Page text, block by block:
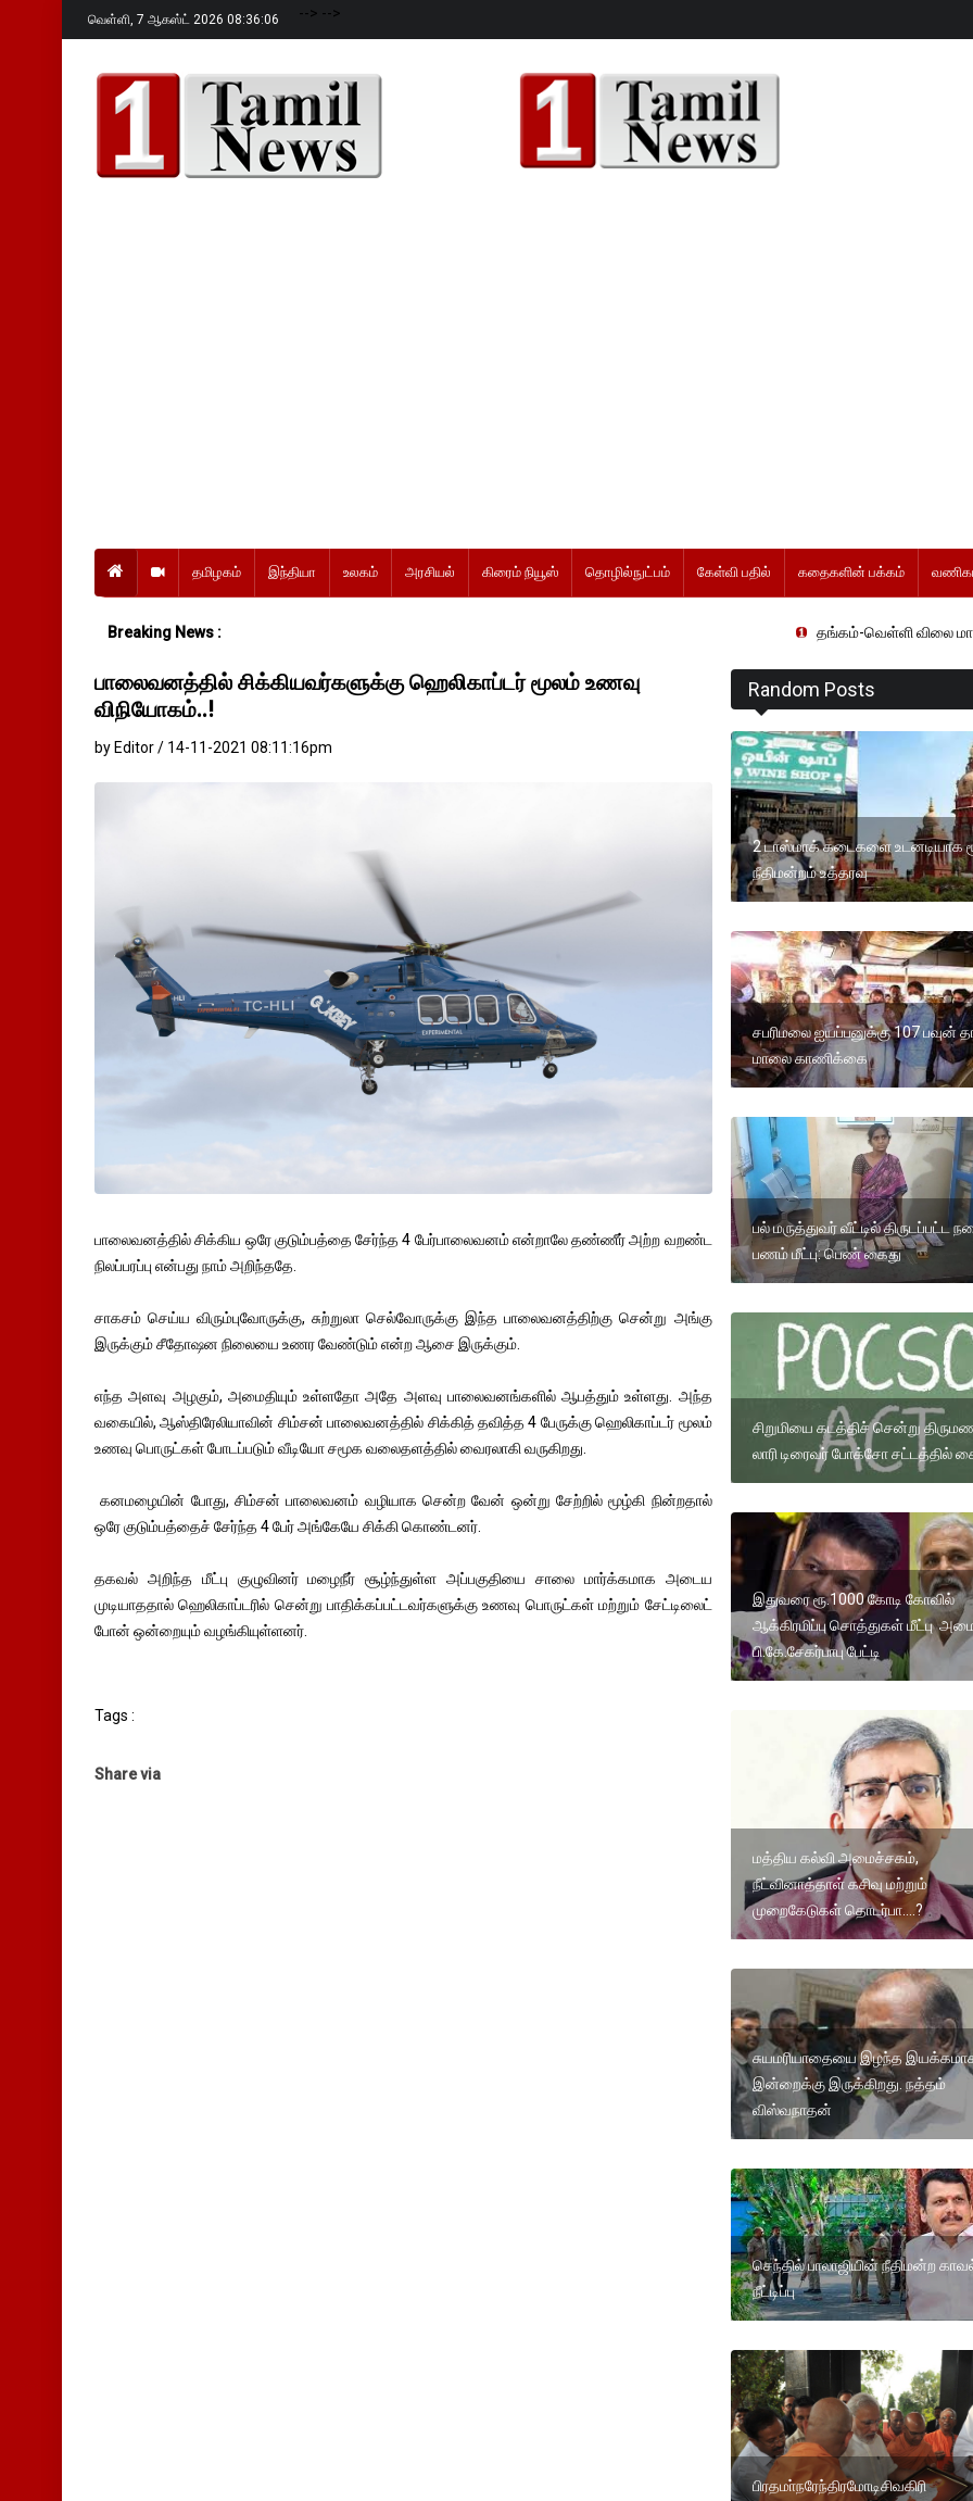
வெள்ளி, 7 ஆகஸ்ட் 2026 08:36:07 --> -->
தமிழகம் இந்தியா உலகம் அரசியல் கிரைம் நியூஸ் தொழில்நுட்பம் கேள்வி பதில் கதைகளின் பக்கம்
Breaking News : தங்கம்-வெள்ளி விலை
பாலைவனத்தில் சிக்கியவர்களுக்கு ஹெலிகாப்டர் மூலம் உணவு
விநியோகம்..!
by Editor / 14-11-2021 08:11:16pm
பாலைவனத்தில் சிக்கிய ஒரே குடும்பத்தை சேர்ந்த 4 பேர்பாலைவனம் என்றாலே தண்ணீர் அற்ற வறண்ட
நிலப்பரப்பு என்பது நாம் அறிந்ததே.
சாகசம் செய்ய விரும்புவோருக்கு, சுற்றுலா செல்வோருக்கு இந்த பாலைவனத்திற்கு சென்று அங்கு
இருக்கும் சீதோஷன நிலையை உணர வேண்டும் என்ற ஆசை இருக்கும்.
எந்த அளவு அழகும், அமைதியும் உள்ளதோ அதே அளவு பாலைவனங்களில் ஆபத்தும் உள்ளது. அந்த
வகையில், ஆஸ்திரேலியாவின் சிம்சன் பாலைவனத்தில் சிக்கித் தவித்த 4 பேருக்கு ஹெலிகாப்டர் மூலம்
உணவு பொருட்கள் போடப்படும் வீடியோ சமூக வலைதளத்தில் வைரலாகி வருகிறது.
கனமழையின் போது, சிம்சன் பாலைவனம் வழியாக சென்ற வேன் ஒன்று சேற்றில் மூழ்கி நின்றதால்
ஒரே குடும்பத்தைச் சேர்ந்த 4 பேர் அங்கேயே சிக்கி கொண்டனர்.
தகவல் அறிந்த மீட்பு குழுவினர் மழைநீர் சூழ்ந்துள்ள அப்பகுதியை சாலை மார்க்கமாக அடைய
முடியாததால் ஹெலிகாப்டரில் சென்று பாதிக்கப்பட்டவர்களுக்கு உணவு பொருட்கள் மற்றும் சேட்டிலைட்
போன் ஒன்றையும் வழங்கியுள்ளனர்.
Tags :
Share via
Random Posts
2 டாஸ்மாக் கடைகளை உடனடியாக
நீதிமன்றம் உத்தரவு
சபரிமலை ஐயப்பனுக்கு 107 பவுன்
மாலை காணிக்கை
பல் மருத்துவர் வீட்டில் திருடப்பட்ட
பணம் மீட்பு: பெண் கைது
சிறுமியை கடத்திச் சென்று
லாரி டிரைவர் போக்சோ சட்டத்தில்
இதுவரை ரூ.1000 கோடி கோவில்
ஆக்கிரமிப்பு சொத்துகள் மீட்பு
பி.கே.சேகர்பாபு பேட்டி
மத்திய கல்வி அமைச்சகம்,
நீட்வினாத்தாள் கசிவு மற்றும்
முறைகேடுகள் தொடர்பா....?
சுயமரியாதையை இழந்த
இன்றைக்கு இருக்கிறது. நத்தம்
விஸ்வநாதன்
செந்தில் பாலாஜியின் நீதிமன்ற
நீட்டிப்பு
பிரதமா்நரேந்திரமோடிசிவகிரி